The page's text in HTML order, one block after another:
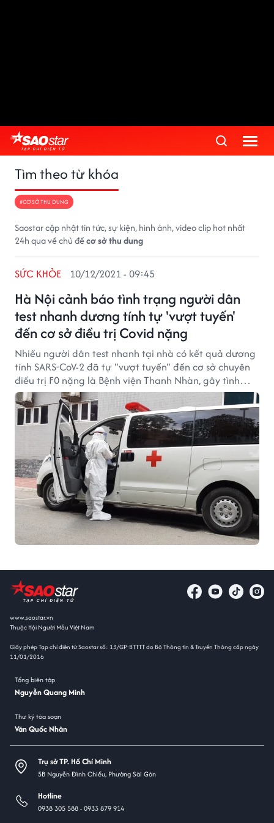
Tìm theo từ khóa
#CƠ SỞ THU DUNG
Saostar cập nhật tin tức, sự kiện, hình ảnh, video clip hot nhất
24h qua về chủ đềcơ sở thu dung
Hà Nội cảnh báo tình trạng người dân
test nhanh dương tính tự 'vượt tuyến'
đến cơ sở điều trị Covid nặng
SỨC KHỎE 10/12/2021 - 09:45
Nhiều người dân test nhanh tại nhà có kết quả dương
tính SARS-CoV-2 đã tự "vượt tuyến" đến cơ sở chuyên
điều trị F0 nặng là Bệnh viện Thanh Nhàn, gây tình
trạng quá tải.
www.saostar.vn
Thuộc Hội Người Mẫu Việt Nam
Giấy phép Tạp chí điện tử Saostar số: 13/GP-BTTTT do Bộ Thông tin & Truyền Thông cấp ngày
11/01/2016
Tổng biên tập
Nguyễn Quang Minh
Thư ký tòa soạn
Văn Quốc Nhân
Trụ sở TP. Hồ Chí Minh
5B Nguyễn Đình Chiểu, Phường Sài Gòn
Hotline
0938 305 588 -0933 879 914